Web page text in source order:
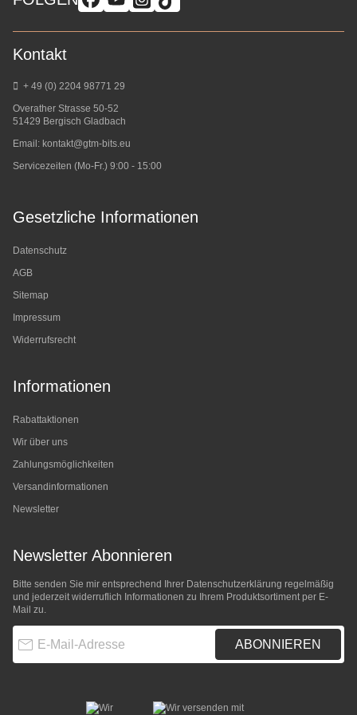
Kontakt
+ 49 (0) 2204 98771 29
Overather Strasse 50-52
51429 Bergisch Gladbach
Email: kontakt@gtm-bits.eu
Servicezeiten (Mo-Fr.) 9:00 - 15:00
Gesetzliche Informationen
Datenschutz
AGB
Sitemap
Impressum
Widerrufsrecht
Informationen
Rabattaktionen
Wir über uns
Zahlungsmöglichkeiten
Versandinformationen
Newsletter
Newsletter Abonnieren
Bitte senden Sie mir entsprechend Ihrer Datenschutzerklärung regelmäßig
und jederzeit widerruflich Informationen zu Ihrem Produktsortiment per E-
Mail zu.
ABONNIEREN